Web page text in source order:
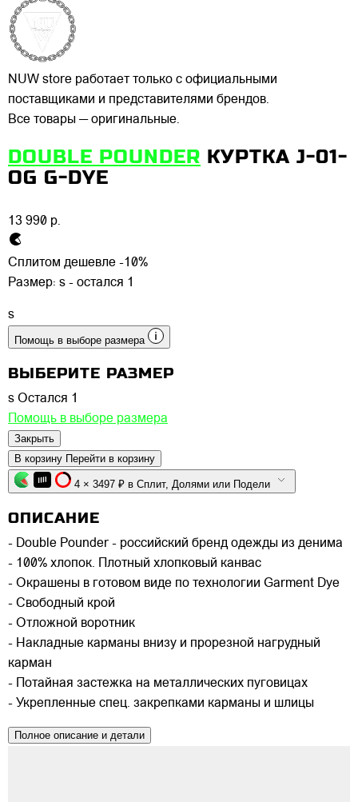
NUW store работает только с официальными
поставщиками и представителями брендов.
Все товары — оригинальные.
DOUBLE POUNDER КУРТКА J-01-
OG G-DYE
13 990 р.
Сплитом дешевле -10%
Размер: s - остался 1
s
Помощь в выборе размера
ВЫБЕРИТЕ РАЗМЕР
s Остался 1
Помощь в выборе размера
Закрыть
В корзину Перейти в корзину
4 × 3497 ₽ в Сплит, Долями или Подели
ОПИСАНИЕ
- Double Pounder - российский бренд одежды из денима
- 100% хлопок. Плотный хлопковый канвас
- Окрашены в готовом виде по технологии Garment Dye
- Свободный крой
- Отложной воротник
- Накладные карманы внизу и прорезной нагрудный
карман
- Потайная застежка на металлических пуговицах
- Укрепленные спец. закрепками карманы и шлицы
Полное описание и детали